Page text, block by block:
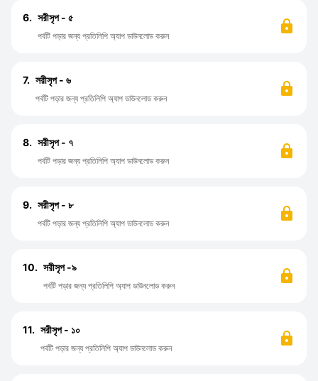
6. সরীসৃপ - ৫
পর্বটি পড়ার জন্য প্রতিলিপি অ্যাপ ডাউনলোড করুন
7. সরীসৃপ - ৬
পর্বটি পড়ার জন্য প্রতিলিপি অ্যাপ ডাউনলোড করুন
8. সরীসৃপ - ৭
পর্বটি পড়ার জন্য প্রতিলিপি অ্যাপ ডাউনলোড করুন
9. সরীসৃপ - ৮
পর্বটি পড়ার জন্য প্রতিলিপি অ্যাপ ডাউনলোড করুন
10. সরীসৃপ -৯
পর্বটি পড়ার জন্য প্রতিলিপি অ্যাপ ডাউনলোড করুন
11. সরীসৃপ - ১০
পর্বটি পড়ার জন্য প্রতিলিপি অ্যাপ ডাউনলোড করুন